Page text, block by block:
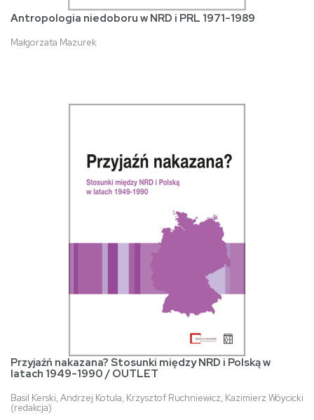
Antropologia niedoboru w NRD i PRL 1971-1989
Małgorzata Mazurek
Przyjaźń nakazana? Stosunki między NRD i Polską w
latach 1949-1990 / OUTLET
Basil Kerski, Andrzej Kotula, Krzysztof Ruchniewicz, Kazimierz Wóycicki
(redakcja)